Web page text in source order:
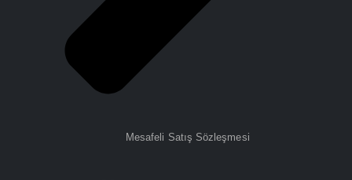
Mesafeli Satış Sözleşmesi